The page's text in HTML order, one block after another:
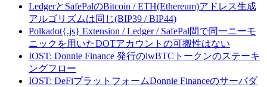
LedgerとSafePalのBitcoin / ETH(Ethereum)アドレス生成
アルゴリズムは同じ(BIP39 / BIP44)
Polkadot{.js} Extension / Ledger / SafePal間で同一ニーモ
ニックを用いたDOTアカウントの可搬性はない
IOST: Donnie Finance 発行のiwBTCトークンのステーキ
ングフロー
IOST: DeFiプラットフォームDonnie Financeのサーバダ